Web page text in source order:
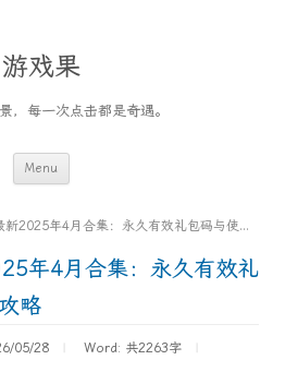
游戏果
，每一次点击都是奇遇。
Menu
content
年4月合集：永久有效礼包码与使用教程全攻略
年4月合集：永久有效礼
略
05/28 Word: 共2263字